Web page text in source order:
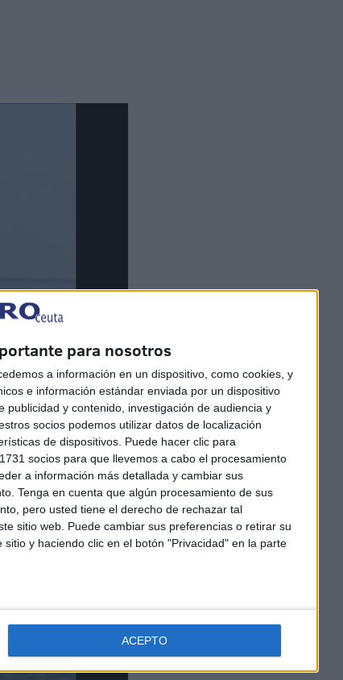
para nosotros
a información en un dispositivo, como cookies, y
e información estándar enviada por un dispositivo
y contenido, investigación de audiencia y
socios podemos utilizar datos de localización
de dispositivos. Puede hacer clic para
socios para que llevemos a cabo el procesamiento
a información más detallada y cambiar sus
Tenga en cuenta que algún procesamiento de sus
pero usted tiene el derecho de rechazar tal
sitio web. Puede cambiar sus preferencias o retirar su
y haciendo clic en el botón "Privacidad" en la parte
ACEPTO